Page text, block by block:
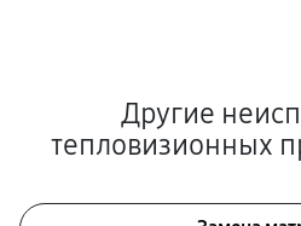
Другие
тепловизионных